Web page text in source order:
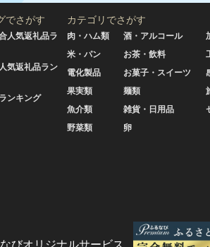
でさがす
人気返礼品ラ
気返礼品ラン
ンキング
カテゴリでさがす
肉・ハム類
米・パン
電化製品
果実類
魚介類
野菜類
酒・アルコール
お茶・飲料
お菓子・スイーツ
麺類
雑貨・日用品
卵